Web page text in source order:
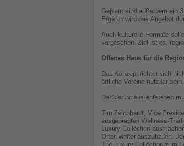
Geplant sind außerdem ein
Ergänzt wird das Angebot
Auch kulturelle Formate
vorgesehen. Ziel ist es,
Offenes Haus für die
Das Konzept richtet sich
örtliche Vereine nutzbar sein.
Darüber hinaus entstehen
Tim Zeichhardt, Vice
ausgeprägten Wellness-
Luxury Collection
Orten weiter auszubauen.
The Luxury Collection zum